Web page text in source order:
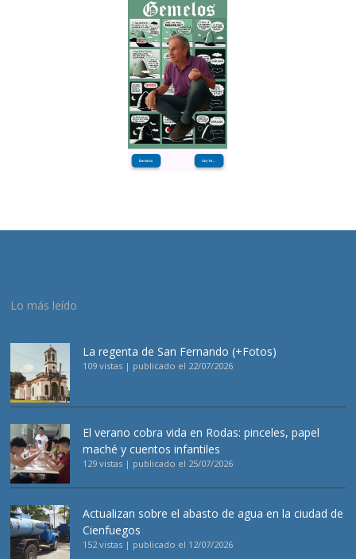
Lo más leído
La regenta de San Fernando (+Fotos)
109 vistas | publicado el 22/07/2026
El verano cobra vida en Rodas: pinceles, papel
maché y cuentos infantiles
129 vistas | publicado el 25/07/2026
Actualizan sobre el abasto de agua en la ciudad de
Cienfuegos
152 vistas | publicado el 12/07/2026